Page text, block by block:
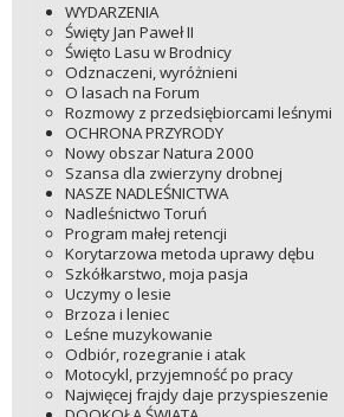
WYDARZENIA
Święty Jan Paweł II
Święto Lasu w Brodnicy
Odznaczeni, wyróżnieni
O lasach na Forum
Rozmowy z przedsiębiorcami leśnymi
OCHRONA PRZYRODY
Nowy obszar Natura 2000
Szansa dla zwierzyny drobnej
NASZE NADLEŚNICTWA
Nadleśnictwo Toruń
Program małej retencji
Korytarzowa metoda uprawy dębu
Szkółkarstwo, moja pasja
Uczymy o lesie
Brzoza i leniec
Leśne muzykowanie
Odbiór, rozegranie i atak
Motocykl, przyjemność po pracy
Najwięcej frajdy daje przyspieszenie